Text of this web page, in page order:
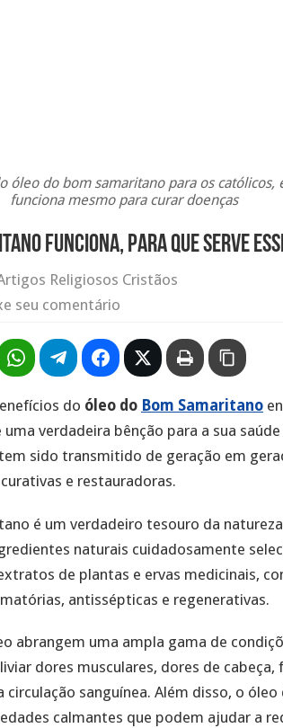
óleo do bom samaritano para os católicos,
funciona mesmo para curar doenças
funciona, para que serve
Religiosos Cristãos
seu comentário
do óleo do Bom Samaritano
verdadeira bênção para a sua
sido transmitido de geração em
e restauradoras.
é um verdadeiro tesouro da
naturais cuidadosamente
de plantas e ervas medicinais,
antissépticas e regenerativas.
abrangem uma ampla gama de
dores musculares, dores de cabeça,
circulação sanguínea. Além disso, o óleo
calmantes que podem ajudar a